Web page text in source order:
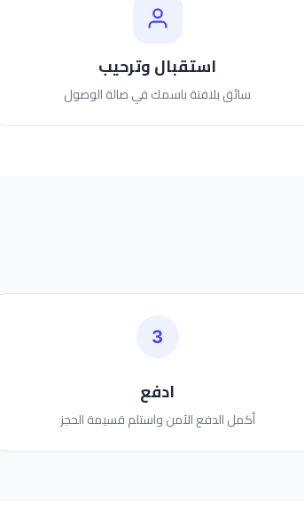
استقبال وترحيب
سائق بلافتة باسمك في صالة الوصول
3
ادفع
أكمل الدفع الآمن واستلم قسيمة الحجز